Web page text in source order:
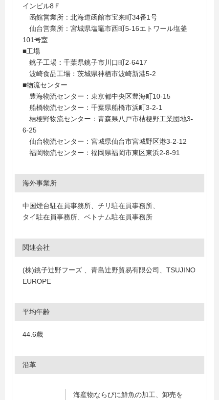
インビル8Ｆ
函館営業所：北海道函館市宝来町34番1号
仙台営業所：宮城県塩竈市西町5-16エトワール塩釜
101号室
■工場
銚子工場：千葉県銚子市川口町2-6417
波崎食品工場：茨城県神栖市波崎新港5-2
■物流センター
豊海物流センター：東京都中央区豊海町10-15
船橋物流センター：千葉県船橋市浜町3-2-1
桔梗野物流センター：青森県八戸市桔梗野工業団地3-
6-25
仙台物流センター：宮城県仙台市宮城野区港3-2-12
福岡物流センター：福岡県福岡市東区東浜2-8-91
海外事業所
中国煙台駐在員事務所、チリ駐在員事務所、
タイ駐在員事務所、ベトナム駐在員事務所
関連会社
(株)銚子辻野フーズ 、青島辻野貿易有限公司、TSUJINO
EUROPE
平均年齢
44.6歳
沿革
海産物ならびに鮮魚の加工、卸売を